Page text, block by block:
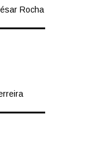
Rocha